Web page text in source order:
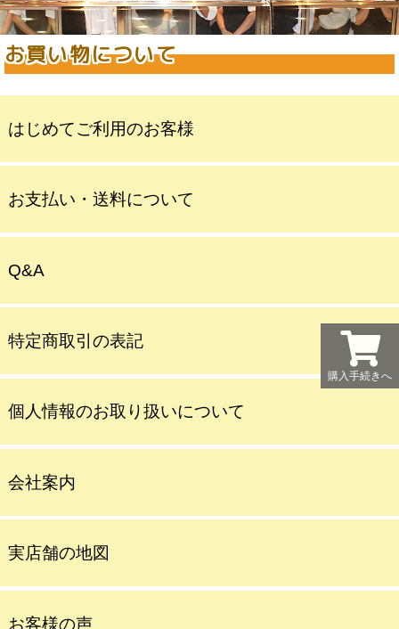
お買い物について
はじめてご利用のお客様
お支払い・送料について
Q&A
特定商取引の表記
個人情報のお取り扱いについて
会社案内
実店舗の地図
お客様の声
購入手続きへ